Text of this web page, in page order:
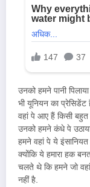
उनको हमने पानी
भी यूनियन का
वहां पे आए हैं किसी बहुत
उनको हमने कंधे पे
हमने वहां पे ये
क्योंकि ये हमारा हक
चलते थे कि हमने जो
नहीं है.